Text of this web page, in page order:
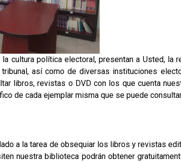
cultura política electoral, presentan a Usted, la
así como de diversas instituciones
libros, revistas o DVD con los que cuenta
de cada ejemplar misma que se puede
a la tarea de obsequiar los libros y revistas
nuestra biblioteca podrán obtener